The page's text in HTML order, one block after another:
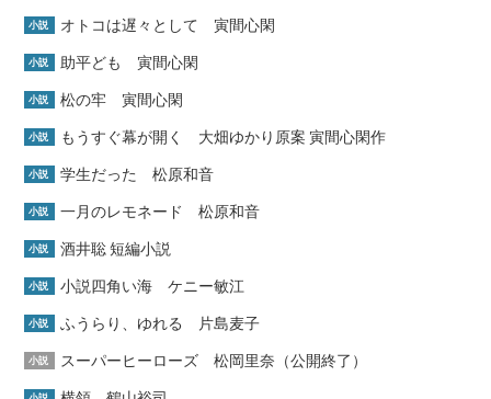
小説 オトコは遅々として 寅間心閑
小説 助平ども 寅間心閑
小説 松の牢 寅間心閑
小説 もうすぐ幕が開く 大畑ゆかり原案 寅間心閑作
小説 学生だった 松原和音
小説 一月のレモネード 松原和音
小説 酒井聡 短編小説
小説 小説四角い海 ケニー敏江
小説 ふうらり、ゆれる 片島麦子
小説 スーパーヒーローズ 松岡里奈（公開終了）